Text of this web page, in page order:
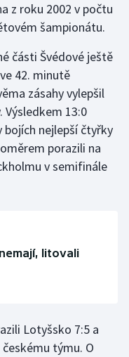
z roku 2002 v počtu
šampionátu.
části Švédové ještě
42. minutě
zásahy vylepšil
13:0
bojích nejlepší čtyřky
porazili na
v semifinále
litovali
Lotyšsko 7:5 a
týmu. O